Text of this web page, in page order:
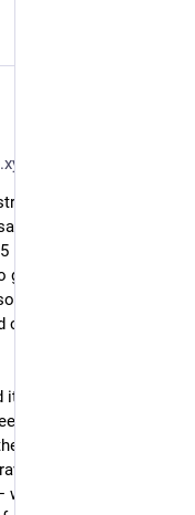
archeologists can
following the
million kilometers
cubes in free-fall.
they don't get blown
inside feel
partner in another
them to an
diameter of a helium
waves —
very long